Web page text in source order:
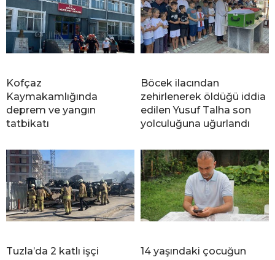
Kofçaz
Kaymakamlığında
deprem ve yangın
tatbikatı
Böcek ilacından
zehirlenerek öldüğü iddia
edilen Yusuf Talha son
yolculuğuna uğurlandı
Tuzla’da 2 katlı işçi
14 yaşındaki çocuğun